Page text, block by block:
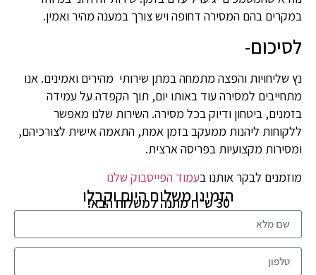
במקרים בהם המסירה דחופה ויש צורך במענה מהיר ואמין.
לסיכום-
נץ שליחויות והפצה מתמחה במתן שירותי מהירים ואמינים. אנו
מתחייבים למסירה עוד באותו יום, תוך הקפדה על עמידה
בזמנים, ביטחון ודיוק בכל מסירה. השירות שלנו מאפשר
ללקוחות ליהנות ממעקב בזמן אמת, התאמה אישית לצורכיהם,
ומסירות מקצועיות בפריסה ארצית.
מוזמנים לבקר אותנו בעמוד הפייסבוק שלנו
הזמינו משלוח היום וקבלו
30 ש״ח מתנה למשלוח הבא!